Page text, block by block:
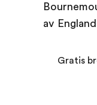
av
Gratis